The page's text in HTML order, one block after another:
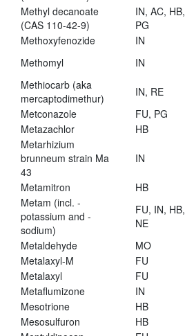
Methyl decanoate
(CAS 110-42-9)
IN, AC, HB,
PG
Methoxyfenozide
IN
Methomyl
IN
Methiocarb (aka
mercaptodimethur)
IN, RE
Metconazole
FU, PG
Metazachlor
HB
Metarhizium
brunneum strain Ma
43
IN
Metamitron HB
Metam (incl. -
potassium and -
sodium)
FU, IN, HB,
NE
Metaldehyde MO
Metalaxyl-M
FU
Metalaxyl
FU
Metaflumizone
IN
Mesotrione
HB
Mesosulfuron
HB